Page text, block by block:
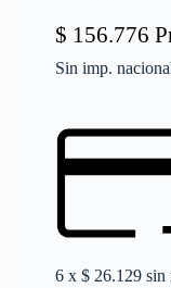
$ 156.776
Sin imp.
6 x$ 26.129 sin